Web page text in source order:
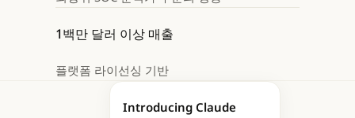
1백만 달러 이상 매출
플랫폼 라이선싱 기반
Introducing Claude
eSolve는 Claude in